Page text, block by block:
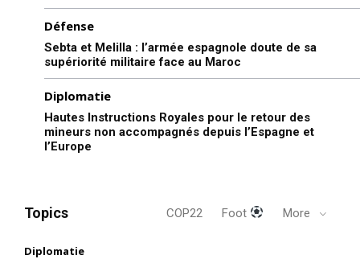
Défense
Sebta et Melilla : l’armée espagnole doute de sa
supériorité militaire face au Maroc
Diplomatie
Hautes Instructions Royales pour le retour des
mineurs non accompagnés depuis l’Espagne et
l’Europe
Topics COP22 Foot More
Diplomatie